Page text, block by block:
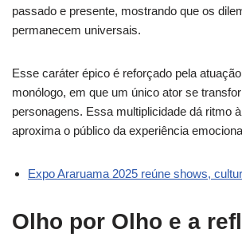
passado e presente, mostrando que os
permanecem universais.
Esse caráter épico é reforçado pela
monólogo, em que um único ator se
personagens. Essa multiplicidade dá ritmo
aproxima o público da experiência
Expo Araruama 2025 reúne shows,
Olho por Olho e a